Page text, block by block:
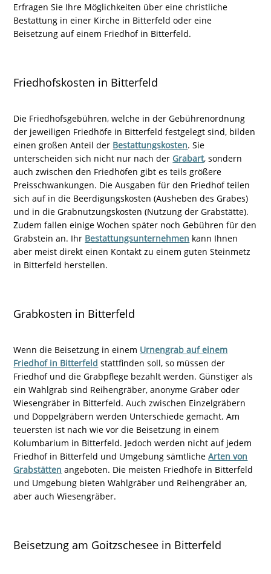
Erfragen Sie Ihre Möglichkeiten über eine christliche
Bestattung in einer Kirche in Bitterfeld oder eine
Beisetzung auf einem Friedhof in Bitterfeld.
Friedhofskosten in Bitterfeld
Die Friedhofsgebühren, welche in der Gebührenordnung
der jeweiligen Friedhöfe in Bitterfeld festgelegt sind, bilden
einen großen Anteil der Bestattungskosten. Sie
unterscheiden sich nicht nur nach der Grabart, sondern
auch zwischen den Friedhöfen gibt es teils größere
Preisschwankungen. Die Ausgaben für den Friedhof teilen
sich auf in die Beerdigungskosten (Ausheben des Grabes)
und in die Grabnutzungskosten (Nutzung der Grabstätte).
Zudem fallen einige Wochen später noch Gebühren für den
Grabstein an. Ihr Bestattungsunternehmen kann Ihnen
aber meist direkt einen Kontakt zu einem guten Steinmetz
in Bitterfeld herstellen.
Grabkosten in Bitterfeld
Wenn die Beisetzung in einem Urnengrab auf einem
Friedhof in Bitterfeld stattfinden soll, so müssen der
Friedhof und die Grabpflege bezahlt werden. Günstiger als
ein Wahlgrab sind Reihengräber, anonyme Gräber oder
Wiesengräber in Bitterfeld. Auch zwischen Einzelgräbern
und Doppelgräbern werden Unterschiede gemacht. Am
teuersten ist nach wie vor die Beisetzung in einem
Kolumbarium in Bitterfeld. Jedoch werden nicht auf jedem
Friedhof in Bitterfeld und Umgebung sämtlicheArten von
Grabstätten angeboten. Die meisten Friedhöfe in Bitterfeld
und Umgebung bieten Wahlgräber und Reihengräber an,
aber auch Wiesengräber.
Beisetzung am Goitzschesee in Bitterfeld